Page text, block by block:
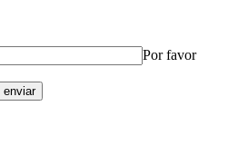
Por favor
enviar